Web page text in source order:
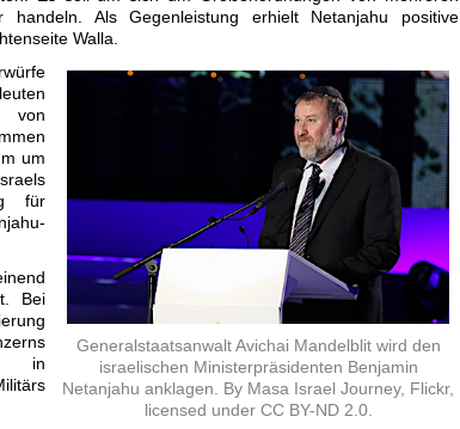
handeln. Als Gegenleistung erhielt Netanjahu positive
Walla.
Generalstaatsanwalt Avichai Mandelblit wird den
israelischen Ministerpräsidenten Benjamin
Netanjahu anklagen. By Masa Israel Journey, Flickr,
licensed under CC BY-ND 2.0.
von
um
für
Bei
in